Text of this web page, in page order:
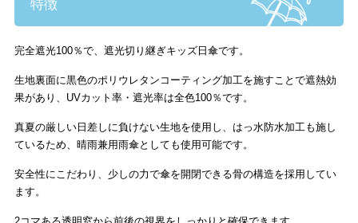
特徴
完全遮光100％で、遮光切り継ぎキッズ日傘です。
生地裏面に黒色のポリウレタンコーティング加工を施すことで遮熱効
果があり、UVカット率・遮光率は全色100％です。
真夏の厳しい日差しに負けない生地を使用し、はっ水防水加工も施し
ているため、晴雨兼用雨傘としても使用可能です。
安全性にこだわり、少しの力で傘を開閉できる骨の構造を採用してい
ます。